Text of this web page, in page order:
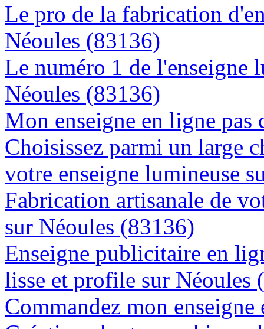
Le pro de la fabrication
Néoules (83136)
Le numéro 1 de l'enseigne
Néoules (83136)
Mon enseigne en ligne pas
Choisissez parmi un large
votre enseigne lumineuse
Fabrication artisanale de
sur Néoules (83136)
Enseigne publicitaire en
lisse et profile sur Néoules
Commandez mon